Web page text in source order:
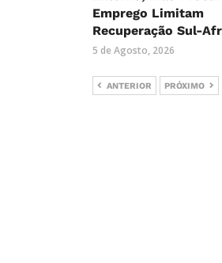
Emprego Limitam
Recuperação Sul-
5 de Agosto, 2026
ANTERIOR PRÓXIMO